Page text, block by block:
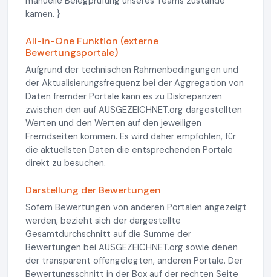
kamen. }
All-in-One Funktion (externe
Bewertungsportale)
Aufgrund der technischen Rahmenbedingungen und
der Aktualisierungsfrequenz bei der Aggregation von
Daten fremder Portale kann es zu Diskrepanzen
zwischen den auf AUSGEZEICHNET.org dargestellten
Werten und den Werten auf den jeweiligen
Fremdseiten kommen. Es wird daher empfohlen, für
die aktuellsten Daten die entsprechenden Portale
direkt zu besuchen.
Darstellung der Bewertungen
Sofern Bewertungen von anderen Portalen angezeigt
werden, bezieht sich der dargestellte
Gesamtdurchschnitt auf die Summe der
Bewertungen bei AUSGEZEICHNET.org sowie denen
der transparent offengelegten, anderen Portale. Der
Bewertungsschnitt in der Box auf der rechten Seite